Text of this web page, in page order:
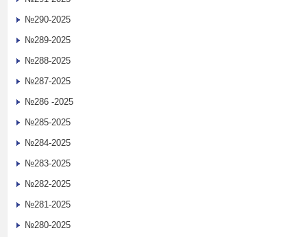
№290-2025
№289-2025
№288-2025
№287-2025
№286 -2025
№285-2025
№284-2025
№283-2025
№282-2025
№281-2025
№280-2025